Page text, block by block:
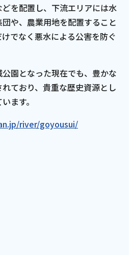
を配置し、下流エリアには水
や、農業用地を配置すること
でなく悪水による公害を防ぐ
園となった現在でも、豊かな
ており、貴重な歴史資源とし
ます。
river/goyousui/